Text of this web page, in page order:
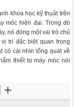
khoa học kỹ thụât trên
móc hiện đại. Trong đó
nó đóng một vai trò chủ
trí đặc biệt quan trọng
có cái nhìn tổng quát về
thiết bị máy móc nói